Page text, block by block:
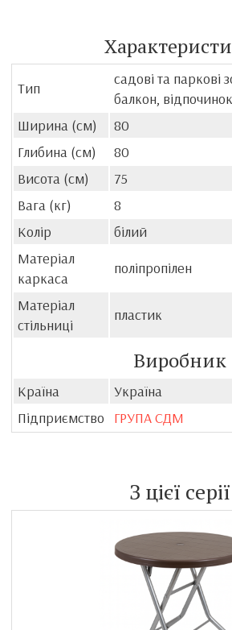
Тип
садові та паркові
балкон,
Ширина (см)
80
Глибина (см)
80
Висота (см)
75
Вага (кг)
8
Колір
білий
Матеріал
каркаса
поліпропілен
Матеріал
стільниці
пластик
Виробник
Країна
Україна
Підприємство
ГРУПА СДМ
З цієї серії